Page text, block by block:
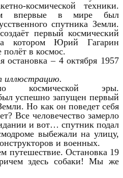
космической техники.
впервые в мире был
спутника Земли.
первый космический
котором Юрий Гагарин
в космос.
остановка – 4 октября 1957
иллюстрацию.
космической эры.
успешно запущен первый
Но как он поведет себя
Все человечество замерло
и вот… спутник подал
выбежали на улицу,
и военных.
путешествие. Остановка 19
здесь собаки! Мы же